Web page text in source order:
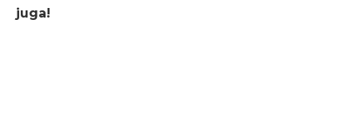
juga!